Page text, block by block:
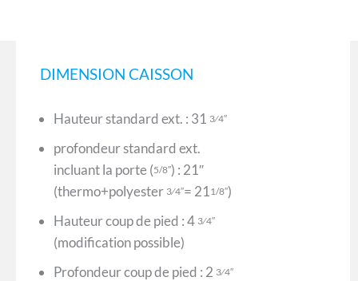
DIMENSION CAISSON
Hauteur standard ext. : 31 3⁄4″
profondeur standard ext.
incluant la porte (5/8″) : 21″
(thermo+polyester 3⁄4″= 21 1/8″)
Hauteur coup de pied : 4 3⁄4″
(modification possible)
Profondeur coup de pied : 2 3⁄4″